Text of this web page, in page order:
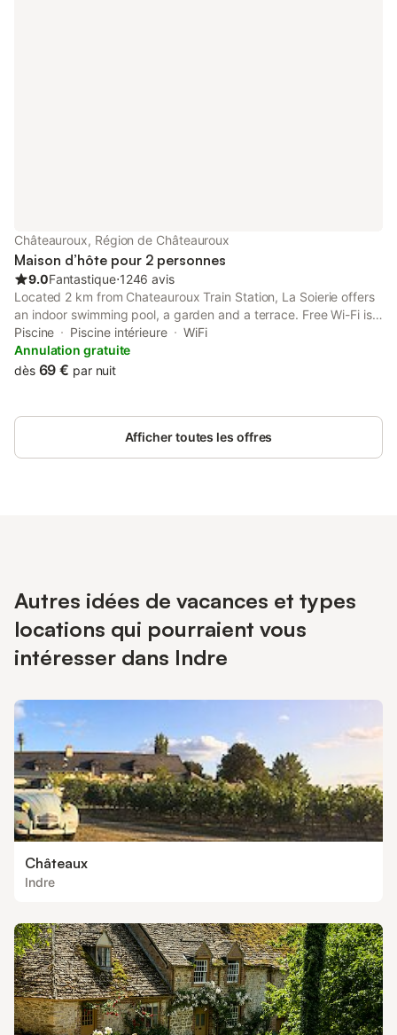
Châteauroux, Région de Châteauroux
Maison d’hôte pour 2 personnes
9.0Fantastique⋅1246 avis
Located 2 km from Chateauroux Train Station, La Soierie offers
an indoor swimming pool, a garden and a terrace. Free Wi-Fi is
free of charge in the entire property.
Piscine Piscine intérieure
WiFi
Annulation gratuite
dès 69 € par nuit
Afficher toutes les offres
Autres idées de vacances et types
locations qui pourraient vous
intéresser dans Indre
Châteaux
Indre